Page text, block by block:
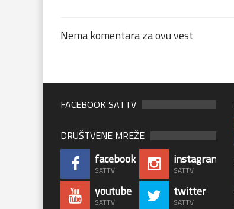
Nema komentara za ovu vest
FACEBOOK SATTV
DRUŠTVENE MREŽE
facebook
SATTV
instagram
SATTV
youtube
SATTV
twitter
SATTV